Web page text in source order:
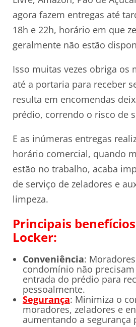
agora fazem entregas até
18h e 22h, horário em que
geralmente não estão
Isso muitas vezes obriga os
até a portaria para receber
resulta em encomendas
prédio, correndo o risco de
E as inúmeras entregas
horário comercial, quando
estão no trabalho, acaba
de serviço de zeladores e
limpeza.
Principais benefícios
Locker:
Conveniência:
condomínio não
entrada do prédio para
pessoalmente.
Segurança: Minimiza o
moradores, zeladores e
aumentando a segurança